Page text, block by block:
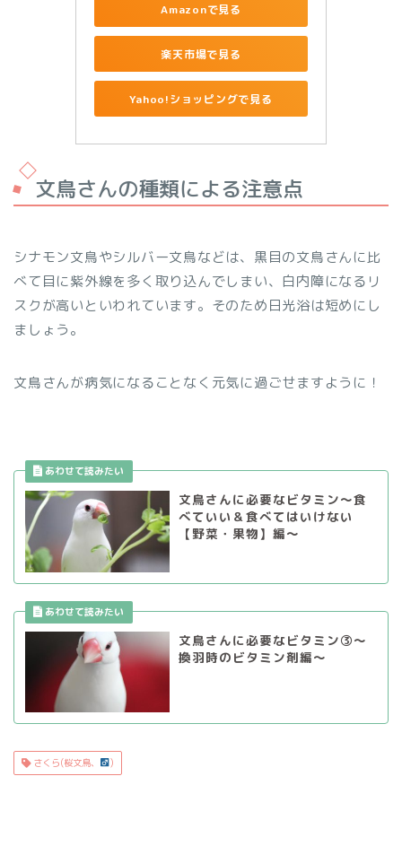
Amazonで見る
楽天市場で見る
Yahoo!ショッピングで見る
文鳥さんの種類による注意点
シナモン文鳥やシルバー文鳥などは、黒目の文鳥さんに比
べて目に紫外線を多く取り込んでしまい、白内障になるリ
スクが高いといわれています。そのため日光浴は短めにし
ましょう。
文鳥さんが病気になることなく元気に過ごせますように！
文鳥さんに必要なビタミン～食
べていい＆食べてはいけない
【野菜・果物】編～
文鳥さんに必要なビタミン③～
換羽時のビタミン剤編～
さくら(桜文鳥、 )